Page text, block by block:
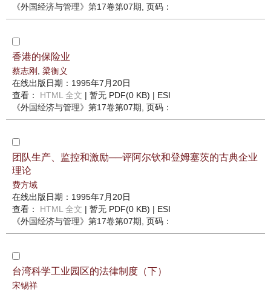
《外国经济与管理》 第17卷第07期 , 页码：
香港的保险业
蔡志刚
梁衡义
在线出版日期：1995年7月20日
查看： HTML 全文 | 暂无 PDF(0 KB) | ESI
《外国经济与管理》 第17卷第07期 , 页码：
团队生产、监控和激励──评阿尔钦和登姆塞茨的古典企业
理论
费方域
在线出版日期：1995年7月20日
查看： HTML 全文 | 暂无 PDF(0 KB) | ESI
《外国经济与管理》 第17卷第07期 , 页码：
台湾科学工业园区的法律制度（下）
宋锡祥